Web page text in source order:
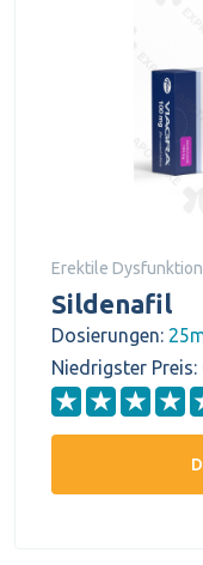
Erektile Dysfunktion
Sildenafil
Dosierungen:
Niedrigster Preis: